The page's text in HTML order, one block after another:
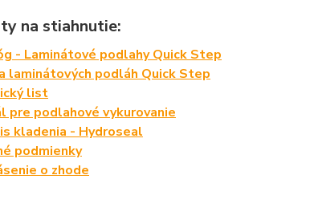
na stiahnutie:
- Laminátové podlahy Quick Step
laminátových podláh Quick Step
list
pre podlahové vykurovanie
kladenia - Hydroseal
podmienky
o zhode